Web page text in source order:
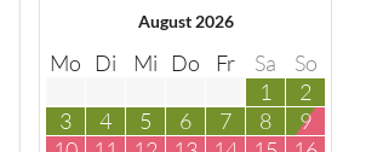
August 2026
Mo Di Mi Do Fr Sa
So
1
2
3
4 5 6 7 8
9